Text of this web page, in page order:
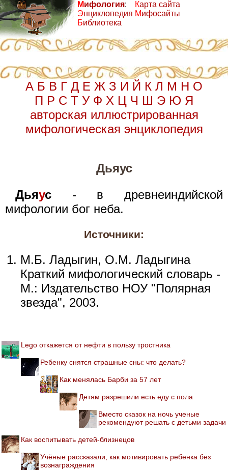
Мифология:
Энциклопедия
Библиотека
Карта сайта
Мифосайты
А Б В Г Д Е Ж З И Й К Л М Н О
П Р С Т У Ф Х Ц Ч Ш Э Ю Я
авторская иллюстрированная
мифологическая энциклопедия
Дьяус
Дьяус - в древнеиндийской
мифологии бог неба.
Источники:
М.Б. Ладыгин, О.М. Ладыгина
Краткий мифологический словарь -
М.: Издательство НОУ "Полярная
звезда", 2003.
Lego откажется от нефти в пользу тростника
Ребенку снятся страшные сны: что делать?
Как менялась Барби за 57 лет
Детям разрешили есть еду с пола
Вместо сказок на ночь ученые
рекомендуют решать с детьми задачи
Как воспитывать детей-близнецов
Учёные рассказали, как мотивировать ребенка без
вознаграждения